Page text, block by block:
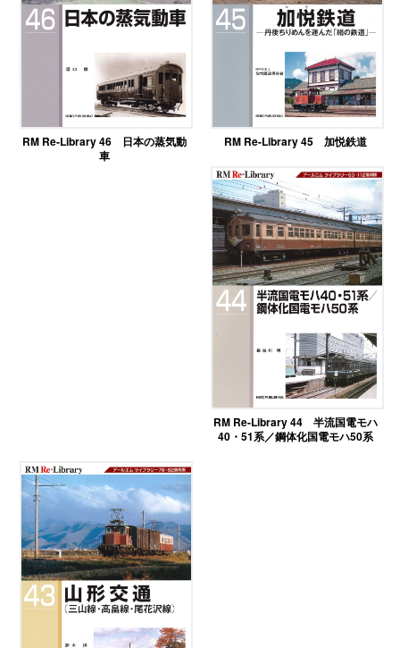
RM Re-Library 46 日本の蒸気動
車
RM Re-Library 45 加悦鉄道
RM Re-Library 44 半流国電モハ
40・51系／鋼体化国電モハ50系